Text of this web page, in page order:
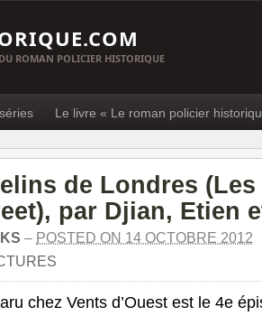
ROMAN POLICIER HISTORIQUE
Le livre « Le roman policier
de Londres (Les
par Djian, Etien
– POSTED ON 14 OCTOBRE 2012
chez Vents d’Ouest est le 4e